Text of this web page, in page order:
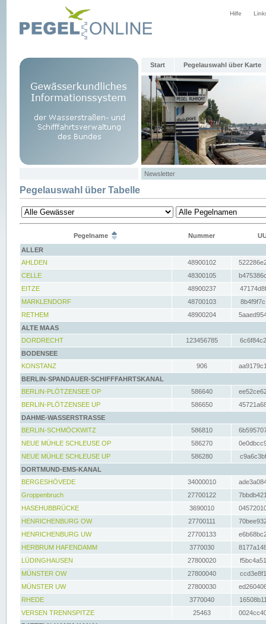
Hilfe
Start Pegelauswahl über Karte
Newsletter
Pegelauswahl über Tabelle
Pegelname Nummer
ALLER
AHLDEN
48900102
CELLE
48300105
EITZE
48900237
MARKLENDORF
48700103
RETHEM
48900204
ALTE MAAS
DORDRECHT
123456785
BODENSEE
KONSTANZ
906
BERLIN-SPANDAUER-SCHIFFFAHRTSKANAL
BERLIN-PLÖTZENSEE OP
586640
BERLIN-PLÖTZENSEE UP
586650
DAHME-WASSERSTRASSE
BERLIN-SCHMÖCKWITZ
586810
NEUE MÜHLE SCHLEUSE OP
586270
NEUE MÜHLE SCHLEUSE UP
586280
DORTMUND-EMS-KANAL
BERGESHÖVEDE
34000010
Groppenbruch
27700122
HASEHUBBRÜCKE
3690010
HENRICHENBURG OW
27700111
HENRICHENBURG UW
27700133
HERBRUM HAFENDAMM
3770030
LÜDINGHAUSEN
27800020
MÜNSTER OW
27800040
MÜNSTER UW
27800030
RHEDE
3770040
VERSEN TRENNSPITZE
25463